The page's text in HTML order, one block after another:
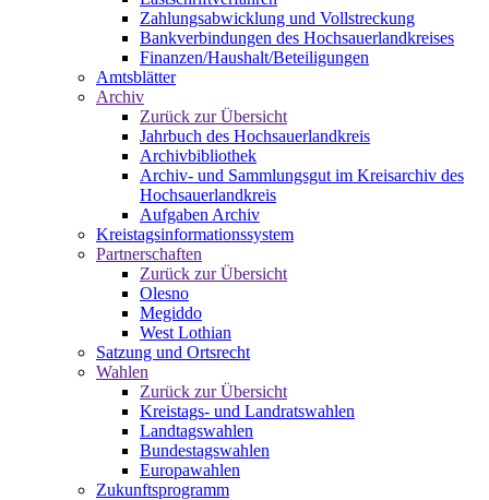
Zahlungsabwicklung und Vollstreckung
Bankverbindungen des Hochsauerlandkreises
Finanzen/Haushalt/Beteiligungen
Amtsblätter
Archiv
Zurück zur Übersicht
Jahrbuch des Hochsauerlandkreis
Archivbibliothek
Archiv- und Sammlungsgut im Kreisarchiv des
Hochsauerlandkreis
Aufgaben Archiv
Kreistagsinformationssystem
Partnerschaften
Zurück zur Übersicht
Olesno
Megiddo
West Lothian
Satzung und Ortsrecht
Wahlen
Zurück zur Übersicht
Kreistags- und Landratswahlen
Landtagswahlen
Bundestagswahlen
Europawahlen
Zukunftsprogramm